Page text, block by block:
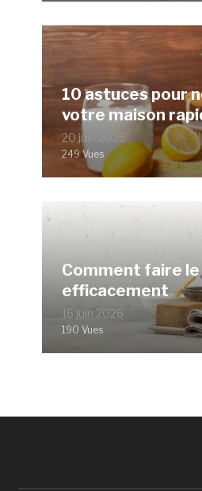
10 astuces pour
votre maison
20 juin 2026
249 Vues
Comment faire
efficacement
16 juin 2026
190 Vues